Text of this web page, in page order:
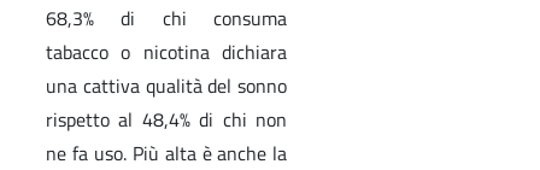
68,3% di chi consuma
tabacco o nicotina dichiara
una cattiva qualità del sonno
rispetto al 48,4% di chi non
ne fa uso. Più alta è anche la